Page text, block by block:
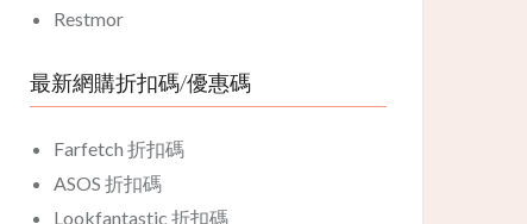
Restmor
最新網購折扣碼/優惠碼
Farfetch 折扣碼
ASOS 折扣碼
Lookfantastic 折扣碼